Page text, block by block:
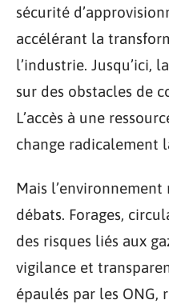
sécurité
accélérant la
l’industrie. Jusqu’ici,
sur des obstacles de
L’accès à une
change radicalement
Mais l’environnement
débats. Forages,
des risques liés aux
vigilance et
épaulés par les ONG,